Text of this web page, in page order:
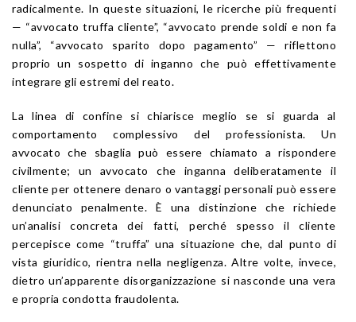
radicalmente. In queste situazioni, le ricerche più frequenti
— “avvocato truffa cliente”, “avvocato prende soldi e non fa
nulla”, “avvocato sparito dopo pagamento” — riflettono
proprio un sospetto di inganno che può effettivamente
integrare gli estremi del reato.
La linea di confine si chiarisce meglio se si guarda al
comportamento complessivo del professionista. Un
avvocato che sbaglia può essere chiamato a rispondere
civilmente; un avvocato che inganna deliberatamente il
cliente per ottenere denaro o vantaggi personali può essere
denunciato penalmente. È una distinzione che richiede
un’analisi concreta dei fatti, perché spesso il cliente
percepisce come “truffa” una situazione che, dal punto di
vista giuridico, rientra nella negligenza. Altre volte, invece,
dietro un’apparente disorganizzazione si nasconde una vera
e propria condotta fraudolenta.